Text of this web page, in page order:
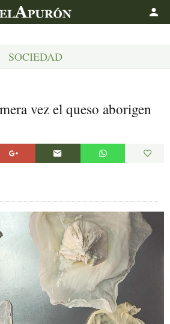
SOCIEDAD
vez el queso aborigen